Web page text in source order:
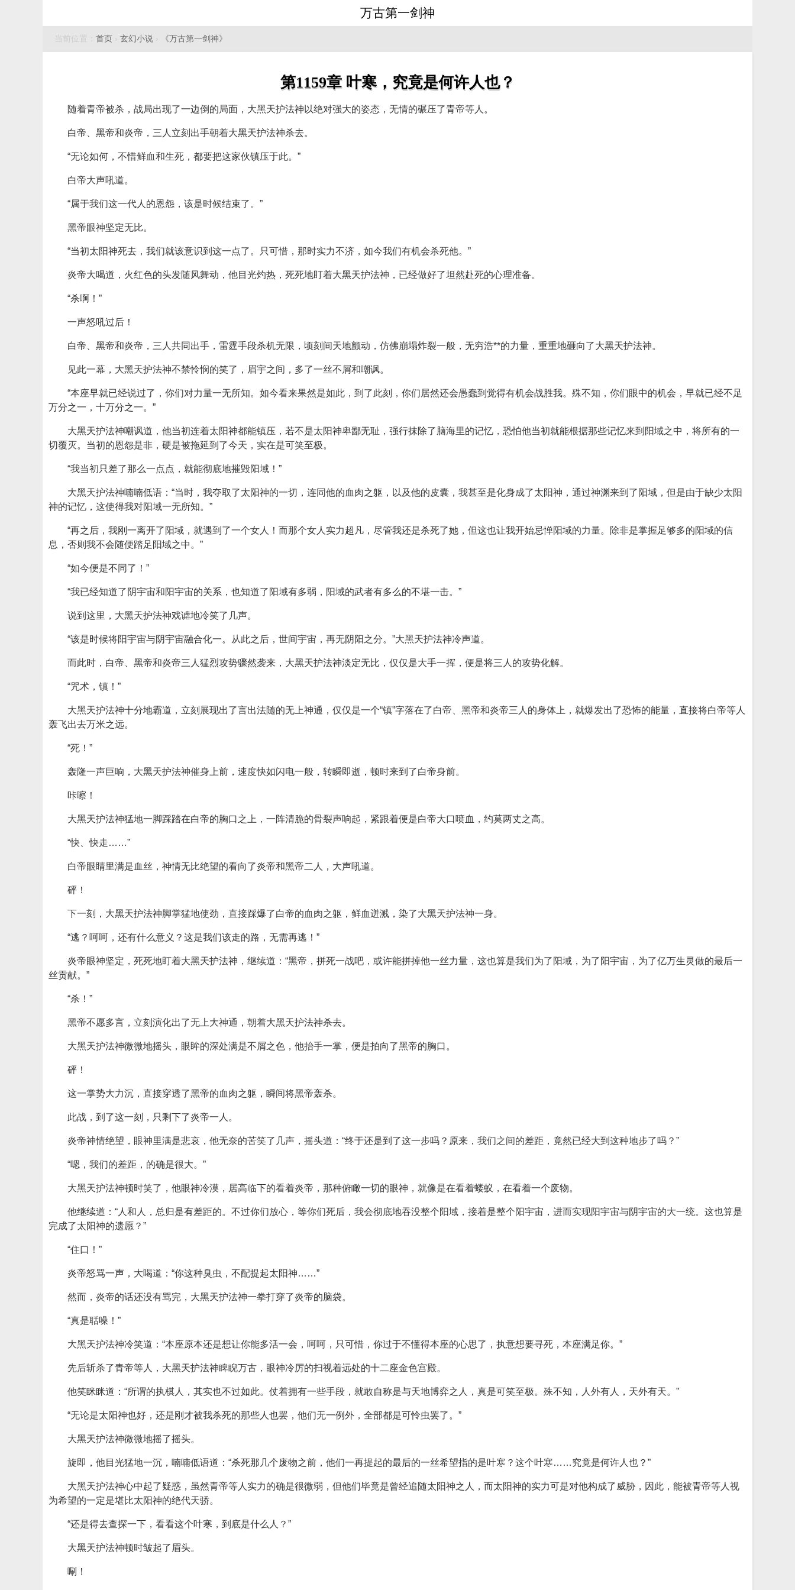
万古第一剑神
当前位置： 首页 › 玄幻小说 › 《万古第一剑神》
第1159章 叶寒，究竟是何许人也？
随着青帝被杀，战局出现了一边倒的局面，大黑天护法神以绝对强大的姿态，无情的碾压了青帝等人。
白帝、黑帝和炎帝，三人立刻出手朝着大黑天护法神杀去。
“无论如何，不惜鲜血和生死，都要把这家伙镇压于此。”
白帝大声吼道。
“属于我们这一代人的恩怨，该是时候结束了。”
黑帝眼神坚定无比。
“当初太阳神死去，我们就该意识到这一点了。只可惜，那时实力不济，如今我们有机会杀死他。”
炎帝大喝道，火红色的头发随风舞动，他目光灼热，死死地盯着大黑天护法神，已经做好了坦然赴死的心理准备。
“杀啊！”
一声怒吼过后！
白帝、黑帝和炎帝，三人共同出手，雷霆手段杀机无限，顷刻间天地颤动，仿佛崩塌炸裂一般，无穷浩**的力量，重重地砸向了大黑天护法神。
见此一幕，大黑天护法神不禁怜悯的笑了，眉宇之间，多了一丝不屑和嘲讽。
“本座早就已经说过了，你们对力量一无所知。如今看来果然是如此，到了此刻，你们居然还会愚蠢到觉得有机会战胜我。殊不知，你们眼中的机会，早就已经不足
万分之一，十万分之一。”
大黑天护法神嘲讽道，他当初连着太阳神都能镇压，若不是太阳神卑鄙无耻，强行抹除了脑海里的记忆，恐怕他当初就能根据那些记忆来到阳域之中，将所有的一
切覆灭。当初的恩怨是非，硬是被拖延到了今天，实在是可笑至极。
“我当初只差了那么一点点，就能彻底地摧毁阳域！”
大黑天护法神喃喃低语：“当时，我夺取了太阳神的一切，连同他的血肉之躯，以及他的皮囊，我甚至是化身成了太阳神，通过神渊来到了阳域，但是由于缺少太阳
神的记忆，这使得我对阳域一无所知。”
“再之后，我刚一离开了阳域，就遇到了一个女人！而那个女人实力超凡，尽管我还是杀死了她，但这也让我开始忌惮阳域的力量。除非是掌握足够多的阳域的信
息，否则我不会随便踏足阳域之中。”
“如今便是不同了！”
“我已经知道了阴宇宙和阳宇宙的关系，也知道了阳域有多弱，阳域的武者有多么的不堪一击。”
说到这里，大黑天护法神戏谑地冷笑了几声。
“该是时候将阳宇宙与阴宇宙融合化一。从此之后，世间宇宙，再无阴阳之分。”大黑天护法神冷声道。
而此时，白帝、黑帝和炎帝三人猛烈攻势骤然袭来，大黑天护法神淡定无比，仅仅是大手一挥，便是将三人的攻势化解。
“咒术，镇！”
大黑天护法神十分地霸道，立刻展现出了言出法随的无上神通，仅仅是一个“镇”字落在了白帝、黑帝和炎帝三人的身体上，就爆发出了恐怖的能量，直接将白帝等人
轰飞出去万米之远。
“死！”
轰隆一声巨响，大黑天护法神催身上前，速度快如闪电一般，转瞬即逝，顿时来到了白帝身前。
咔嚓！
大黑天护法神猛地一脚踩踏在白帝的胸口之上，一阵清脆的骨裂声响起，紧跟着便是白帝大口喷血，约莫两丈之高。
“快、快走……”
白帝眼睛里满是血丝，神情无比绝望的看向了炎帝和黑帝二人，大声吼道。
砰！
下一刻，大黑天护法神脚掌猛地使劲，直接踩爆了白帝的血肉之躯，鲜血迸溅，染了大黑天护法神一身。
“逃？呵呵，还有什么意义？这是我们该走的路，无需再逃！”
炎帝眼神坚定，死死地盯着大黑天护法神，继续道：“黑帝，拼死一战吧，或许能拼掉他一丝力量，这也算是我们为了阳域，为了阳宇宙，为了亿万生灵做的最后一
丝贡献。”
“杀！”
黑帝不愿多言，立刻演化出了无上大神通，朝着大黑天护法神杀去。
大黑天护法神微微地摇头，眼眸的深处满是不屑之色，他抬手一掌，便是拍向了黑帝的胸口。
砰！
这一掌势大力沉，直接穿透了黑帝的血肉之躯，瞬间将黑帝轰杀。
此战，到了这一刻，只剩下了炎帝一人。
炎帝神情绝望，眼神里满是悲哀，他无奈的苦笑了几声，摇头道：“终于还是到了这一步吗？原来，我们之间的差距，竟然已经大到这种地步了吗？”
“嗯，我们的差距，的确是很大。”
大黑天护法神顿时笑了，他眼神冷漠，居高临下的看着炎帝，那种俯瞰一切的眼神，就像是在看着蝼蚁，在看着一个废物。
他继续道：“人和人，总归是有差距的。不过你们放心，等你们死后，我会彻底地吞没整个阳域，接着是整个阳宇宙，进而实现阳宇宙与阴宇宙的大一统。这也算是
完成了太阳神的遗愿？”
“住口！”
炎帝怒骂一声，大喝道：“你这种臭虫，不配提起太阳神……”
然而，炎帝的话还没有骂完，大黑天护法神一拳打穿了炎帝的脑袋。
“真是聒噪！”
大黑天护法神冷笑道：“本座原本还是想让你能多活一会，呵呵，只可惜，你过于不懂得本座的心思了，执意想要寻死，本座满足你。”
先后斩杀了青帝等人，大黑天护法神睥睨万古，眼神冷厉的扫视着远处的十二座金色宫殿。
他笑眯眯道：“所谓的执棋人，其实也不过如此。仗着拥有一些手段，就敢自称是与天地博弈之人，真是可笑至极。殊不知，人外有人，天外有天。”
“无论是太阳神也好，还是刚才被我杀死的那些人也罢，他们无一例外，全部都是可怜虫罢了。”
大黑天护法神微微地摇了摇头。
旋即，他目光猛地一沉，喃喃低语道：“杀死那几个废物之前，他们一再提起的最后的一丝希望指的是叶寒？这个叶寒……究竟是何许人也？”
大黑天护法神心中起了疑惑，虽然青帝等人实力的确是很微弱，但他们毕竟是曾经追随太阳神之人，而太阳神的实力可是对他构成了威胁，因此，能被青帝等人视
为希望的一定是堪比太阳神的绝代天骄。
“还是得去查探一下，看看这个叶寒，到底是什么人？”
大黑天护法神顿时皱起了眉头。
唰！